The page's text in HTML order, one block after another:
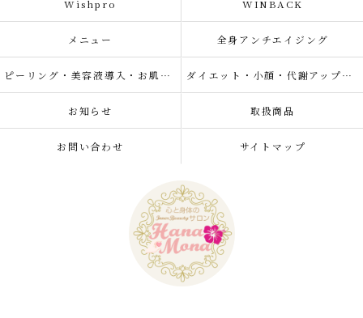
Wishpro WINBACK
メニュー 全身アンチエイジング
ピーリング・美容液導入・お肌の悩み改善 ダイエット・小顔・代謝アップ・肌質改善・リラクゼーション
お知らせ 取扱商品
お問い合わせ サイトマップ